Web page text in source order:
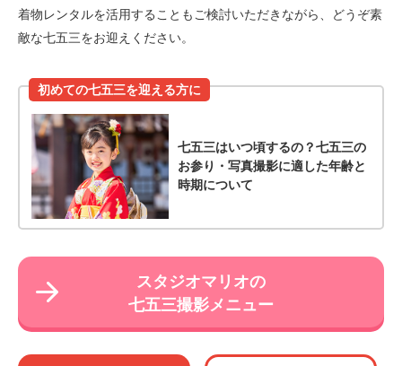
着物レンタルを活用することもご検討いただきながら、どうぞ素
敵な七五三をお迎えください。
初めての七五三を迎える方に
七五三はいつ頃するの？七五三の
お参り・写真撮影に適した年齢と
時期について
スタジオマリオの
七五三撮影メニュー